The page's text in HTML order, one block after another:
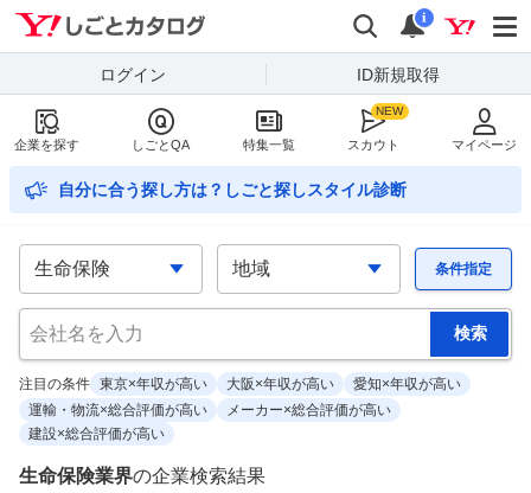
検索
通知
i
ログイン ID新規取得
企業を探す しごとQA 特集一覧 スカウト マイページ
自分に合う探し方は？しごと探しスタイル診断
条件指定
注目の条件 東京×年収が高い 大阪×年収が高い
愛知×年収が高い
運輸・物流×総合評価が高い
メーカー×総合評価が高い
建設×総合評価が高い
生命保険業界の企業検索結果